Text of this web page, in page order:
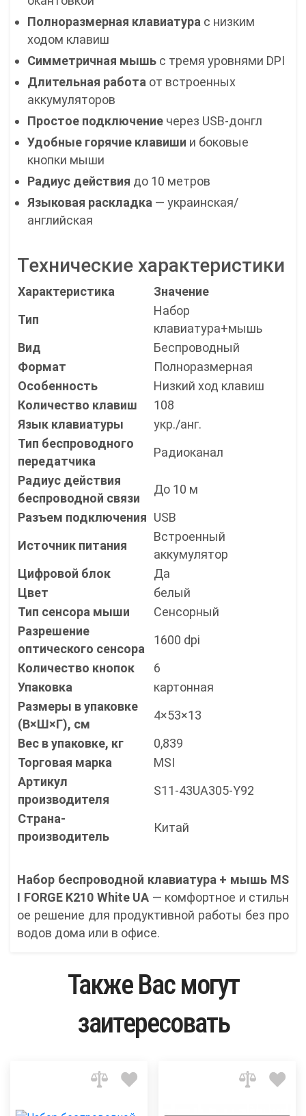
Полноразмерная клавиатура с низким
ходом клавиш
Симметричная мышь с тремя уровнями DPI
Длительная работа от встроенных
аккумуляторов
Простое подключение через USB-донгл
Удобные горячие клавиши и боковые
кнопки мыши
Радиус действия до 10 метров
Языковая раскладка — украинская/
английская
Технические характеристики
Характеристика
Значение
Тип
Набор
клавиатура+мышь
Вид
Беспроводный
Формат
Полноразмерная
Особенность
Низкий ход клавиш
Количество клавиш
108
Язык клавиатуры
укр./анг.
Тип беспроводного
передатчика
Радиоканал
Радиус действия
беспроводной связи
До 10 м
Разъем подключения USB
Источник питания
Встроенный
аккумулятор
Цифровой блок
Да
Цвет
белый
Тип сенсора мыши
Сенсорный
Разрешение
оптического сенсора
1600 dpi
Количество кнопок
6
Упаковка
картонная
Размеры в упаковке
(В×Ш×Г), см
4×53×13
Вес в упаковке, кг
0,839
Торговая марка
MSI
Артикул
производителя
S11-43UA305-Y92
Страна-
производитель
Китай
Набор беспроводной клавиатура + мышь MS
I FORGE K210 White UA — комфортное и стильн
ое решение для продуктивной работы без про
водов дома или в офисе.
Также Вас могут
заитересовать